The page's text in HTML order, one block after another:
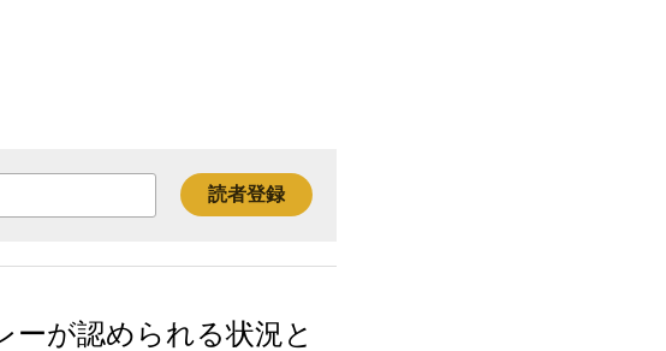
読者登録
ーが認められる状況と